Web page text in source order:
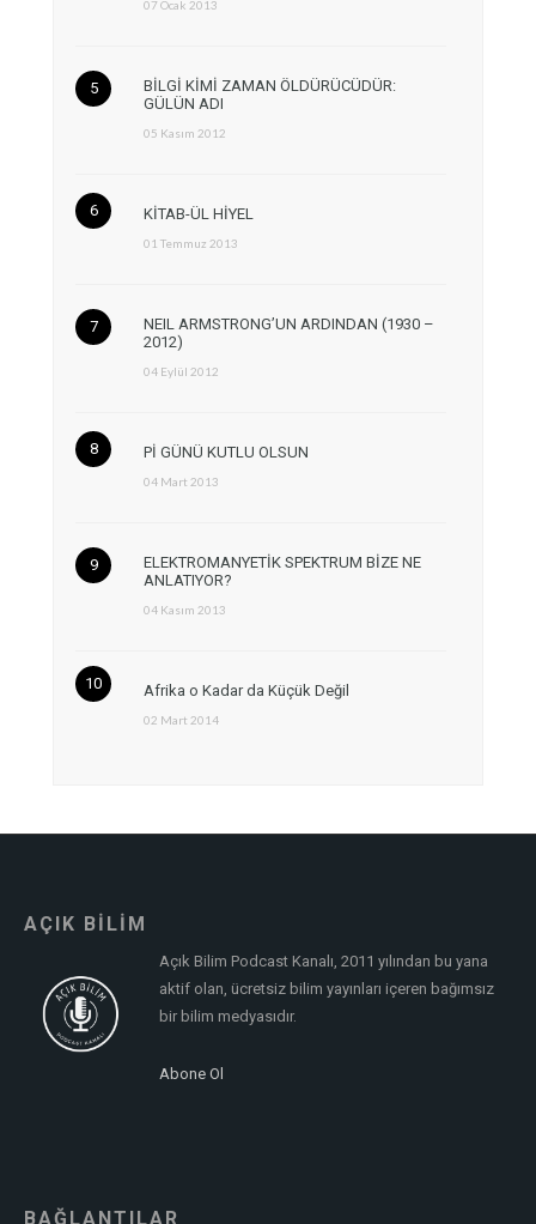
07 Ocak 2013
BİLGİ KİMİ ZAMAN ÖLDÜRÜCÜDÜR:
GÜLÜN ADI
05 Kasım 2012
KİTAB-ÜL HİYEL
01 Temmuz 2013
NEIL ARMSTRONG’UN ARDINDAN (1930 –
2012)
04 Eylül 2012
Pİ GÜNÜ KUTLU OLSUN
04 Mart 2013
ELEKTROMANYETİK SPEKTRUM BİZE NE
ANLATIYOR?
04 Kasım 2013
Afrika o Kadar da Küçük Değil
02 Mart 2014
AÇIK BİLİM
Açık Bilim Podcast Kanalı, 2011 yılından bu yana
aktif olan, ücretsiz bilim yayınları içeren bağımsız
bir bilim medyasıdır.
Abone Ol
BAĞLANTILAR